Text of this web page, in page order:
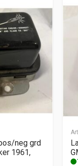
neg grd
1961,